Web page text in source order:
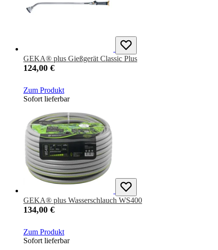
GEKA® plus Gießgerät Classic Plus
124,00 €
Zum Produkt
Sofort lieferbar
GEKA® plus Wasserschlauch WS400
134,00 €
Zum Produkt
Sofort lieferbar